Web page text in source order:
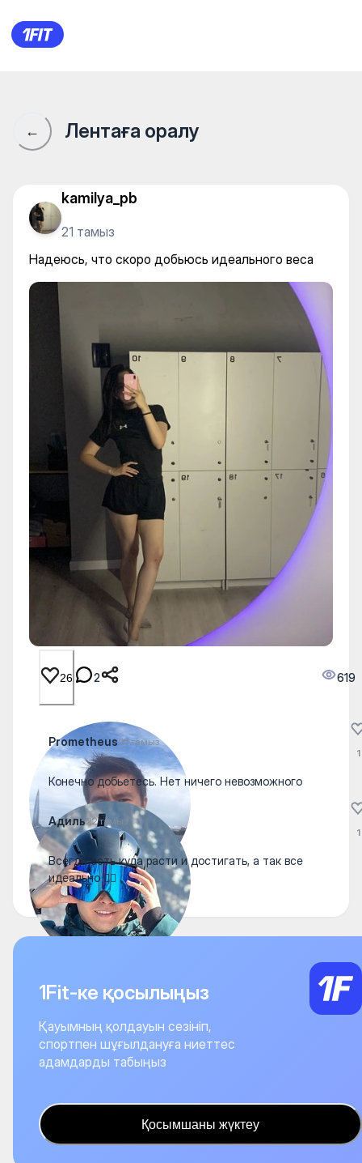
Надеюсь, что скоро
← Лентаға оралу
kamilya_pb
21 тамыз
Надеюсь, что скоро добьюсь идеального веса
26 2 619
Prometheus25 тамыз
Конечно добьетесь. Нет ничего невозможного
1
Адиль22 тамыз
Всегда есть куда расти и достигать, а так все
идеально 👍🏻
1
1Fit-ке қосылыңыз
Қауымның қолдауын сезініп,
спортпен шұғылдануға ниеттес
адамдарды табыңыз
Қосымшаны жүктеу